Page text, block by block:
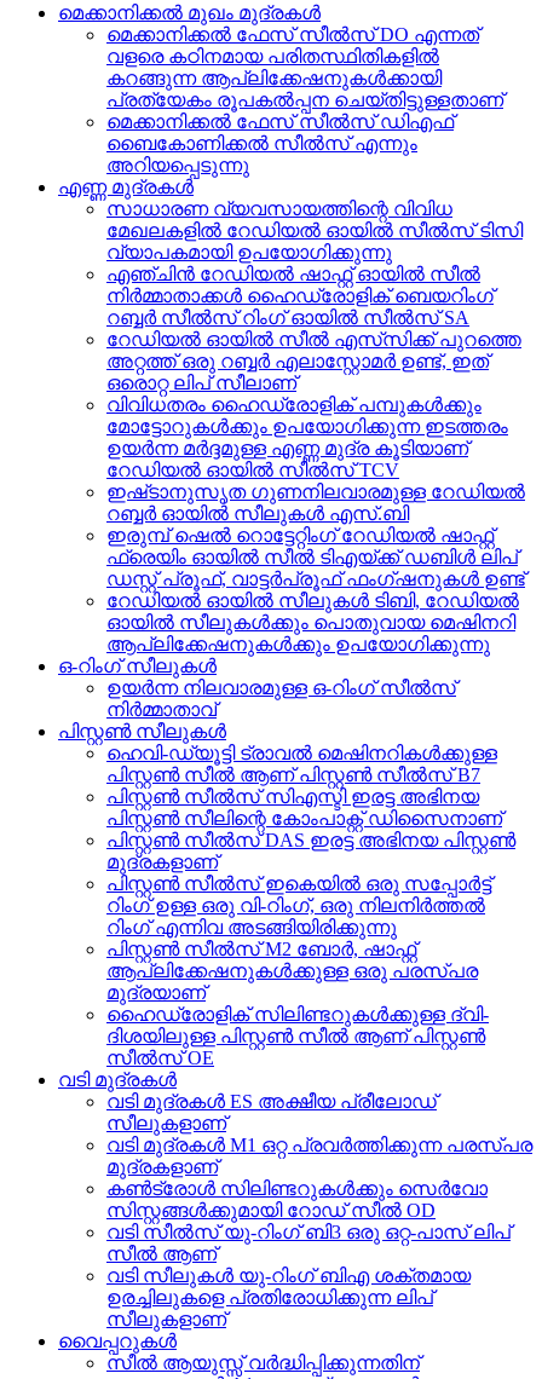
മെക്കാനിക്കൽ മുഖം മുദ്രകൾ
മെക്കാനിക്കൽ ഫേസ് സീൽസ് DO എന്നത്
വളരെ കഠിനമായ പരിതസ്ഥിതികളിൽ
കറങ്ങുന്ന ആപ്ലിക്കേഷനുകൾക്കായി
പ്രത്യേകം രൂപകൽപ്പന ചെയ്തിട്ടുള്ളതാണ്
മെക്കാനിക്കൽ ഫേസ് സീൽസ് ഡിഎഫ്
ബൈകോണിക്കൽ സീൽസ് എന്നും
അറിയപ്പെടുന്നു
എണ്ണ മുദ്രകൾ
സാധാരണ വ്യവസായത്തിന്റെ വിവിധ
മേഖലകളിൽ റേഡിയൽ ഓയിൽ സീൽസ് ടിസി
വ്യാപകമായി ഉപയോഗിക്കുന്നു
എഞ്ചിൻ റേഡിയൽ ഷാഫ്റ്റ് ഓയിൽ സീൽ
നിർമ്മാതാക്കൾ ഹൈഡ്രോളിക് ബെയറിംഗ്
റബ്ബർ സീൽസ് റിംഗ് ഓയിൽ സീൽസ് SA
റേഡിയൽ ഓയിൽ സീൽ എസ്‌സിക്ക് പുറത്തെ
അറ്റത്ത് ഒരു റബ്ബർ എലാസ്റ്റോമർ ഉണ്ട്, ഇത്
ഒരൊറ്റ ലിപ് സീലാണ്
വിവിധതരം ഹൈഡ്രോളിക് പമ്പുകൾക്കും
മോട്ടോറുകൾക്കും ഉപയോഗിക്കുന്ന ഇടത്തരം
ഉയർന്ന മർദ്ദമുള്ള എണ്ണ മുദ്ര കൂടിയാണ്
റേഡിയൽ ഓയിൽ സീൽസ് TCV
ഇഷ്‌ടാനുസൃത ഗുണനിലവാരമുള്ള റേഡിയൽ
റബ്ബർ ഓയിൽ സീലുകൾ എസ്.ബി
ഇരുമ്പ് ഷെൽ റൊട്ടേറ്റിംഗ് റേഡിയൽ ഷാഫ്റ്റ്
ഫ്രെയിം ഓയിൽ സീൽ ടിഎയ്ക്ക് ഡബിൾ ലിപ്
ഡസ്റ്റ് പ്രൂഫ്, വാട്ടർപ്രൂഫ് ഫംഗ്ഷനുകൾ ഉണ്ട്
റേഡിയൽ ഓയിൽ സീലുകൾ ടിബി, റേഡിയൽ
ഓയിൽ സീലുകൾക്കും പൊതുവായ മെഷിനറി
ആപ്ലിക്കേഷനുകൾക്കും ഉപയോഗിക്കുന്നു
ഒ-റിംഗ് സീലുകൾ
ഉയർന്ന നിലവാരമുള്ള ഒ-റിംഗ് സീൽസ്
നിർമ്മാതാവ്
പിസ്റ്റൺ സീലുകൾ
ഹെവി-ഡ്യൂട്ടി ട്രാവൽ മെഷിനറികൾക്കുള്ള
പിസ്റ്റൺ സീൽ ആണ് പിസ്റ്റൺ സീൽസ് B7
പിസ്റ്റൺ സീൽസ് സിഎസ്ടി ഇരട്ട അഭിനയ
പിസ്റ്റൺ സീലിന്റെ കോംപാക്റ്റ് ഡിസൈനാണ്
പിസ്റ്റൺ സീൽസ് DAS ഇരട്ട അഭിനയ പിസ്റ്റൺ
മുദ്രകളാണ്
പിസ്റ്റൺ സീൽസ് ഇകെയിൽ ഒരു സപ്പോർട്ട്
റിംഗ് ഉള്ള ഒരു വി-റിംഗ്, ഒരു നിലനിർത്തൽ
റിംഗ് എന്നിവ അടങ്ങിയിരിക്കുന്നു
പിസ്റ്റൺ സീൽസ് M2 ബോർ, ഷാഫ്റ്റ്
ആപ്ലിക്കേഷനുകൾക്കുള്ള ഒരു പരസ്പര
മുദ്രയാണ്
ഹൈഡ്രോളിക് സിലിണ്ടറുകൾക്കുള്ള ദ്വി-
ദിശയിലുള്ള പിസ്റ്റൺ സീൽ ആണ് പിസ്റ്റൺ
സീൽസ് OE
വടി മുദ്രകൾ
വടി മുദ്രകൾ ES അക്ഷീയ പ്രീലോഡ്
സീലുകളാണ്
വടി മുദ്രകൾ M1 ഒറ്റ പ്രവർത്തിക്കുന്ന പരസ്പര
മുദ്രകളാണ്
കൺട്രോൾ സിലിണ്ടറുകൾക്കും സെർവോ
സിസ്റ്റങ്ങൾക്കുമായി റോഡ് സീൽ OD
വടി സീൽസ് യു-റിംഗ് ബി3 ഒരു ഒറ്റ-പാസ് ലിപ്
സീൽ ആണ്
വടി സീലുകൾ യു-റിംഗ് ബിഎ ശക്തമായ
ഉരച്ചിലുകളെ പ്രതിരോധിക്കുന്ന ലിപ്
സീലുകളാണ്
വൈപ്പറുകൾ
സീൽ ആയുസ്സ് വർദ്ധിപ്പിക്കുന്നതിന്